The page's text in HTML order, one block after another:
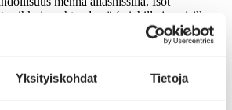
Yksityiskohdat Tietoja
suihkujen yhteydessä (miehille ja naisille
esteetön kulku hissillä. Kaikki
liikuntatilat ja kuntosalit